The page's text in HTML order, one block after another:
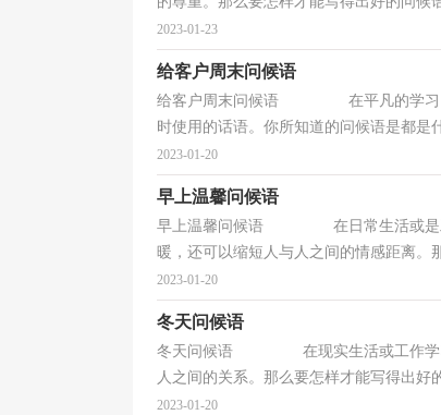
2023-01-23
给客户周末问候语
给客户周末问候语 在平凡的学习、工
时使用的话语。你所知道的问候语是都是
2023-01-20
早上温馨问候语
早上温馨问候语 在日常生活或是工作
暖，还可以缩短人与人之间的情感距离。
2023-01-20
冬天问候语
冬天问候语 在现实生活或工作学习中
人之间的关系。那么要怎样才能写得出好
2023-01-20